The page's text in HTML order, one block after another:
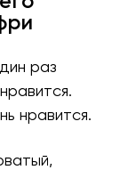
раз
нравится.